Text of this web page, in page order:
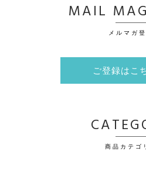
MAIL
メルマガ
ご登録はこ
商品カテゴ